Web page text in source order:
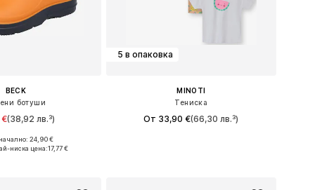
BECK
ботуши
€(38,92 лв.³)
+6
в много размери
24,90 €
ниска цена:17,77 €
5 в опаковка
MINOTI
Тениска
От 33,90 €(66,30 лв.³)